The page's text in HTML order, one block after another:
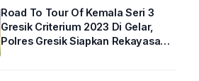
Road To Tour Of Kemala Seri 3
Gresik Criterium 2023 Di Gelar,
Polres Gresik Siapkan Rekayasa